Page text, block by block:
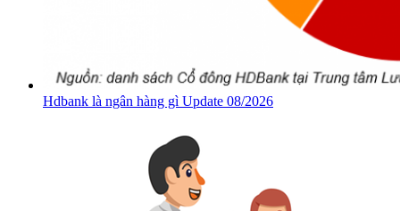
Hdbank là ngân hàng gì Update 08/2026